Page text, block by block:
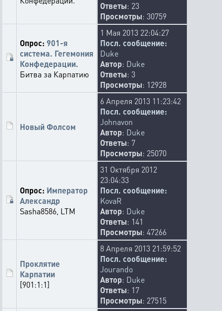
Ответы: 23
Просмотры: 30759
Опрос: 901-я
система. Гегемония
Конфедерации.
Битва за Карпатию
1 Мая 2013 22:04:27
Посл. сообщение:
Duke
Автор: Duke
Ответы: 3
Просмотры: 12928
Новый Фолсом
6 Апреля 2013 11:23:42
Посл. сообщение:
Johnavon
Автор: Duke
Ответы: 7
Просмотры: 25070
Опрос: Император
Александр
Sasha8586, LTM
31 Октября 2012
23:04:33
Посл. сообщение:
KovaR
Автор: Duke
Ответы: 141
Просмотры: 47266
Проклятие
Карпатии
[901:1:1]
8 Апреля 2013 21:59:52
Посл. сообщение:
Jourando
Автор: Duke
Ответы: 17
Просмотры: 27515